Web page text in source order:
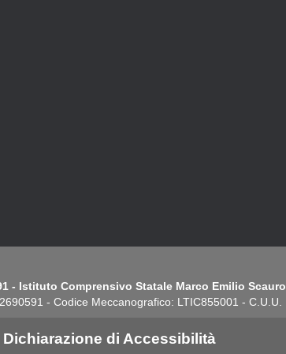
- Istituto Comprensivo Statale Marco Emilio
- Codice Meccanografico: LTIC855001 - C.U.U.
Dichiarazione di Accessibilità